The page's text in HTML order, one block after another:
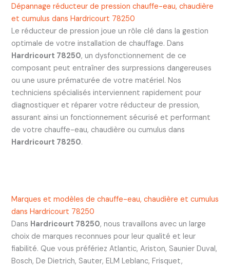
Dépannage réducteur de pression chauffe-eau, chaudière
et cumulus dans Hardricourt 78250
Le réducteur de pression joue un rôle clé dans la gestion
optimale de votre installation de chauffage. Dans
Hardricourt 78250, un dysfonctionnement de ce
composant peut entraîner des surpressions dangereuses
ou une usure prématurée de votre matériel. Nos
techniciens spécialisés interviennent rapidement pour
diagnostiquer et réparer votre réducteur de pression,
assurant ainsi un fonctionnement sécurisé et performant
de votre chauffe-eau, chaudière ou cumulus dans
Hardricourt 78250.
Marques et modèles de chauffe-eau, chaudière et cumulus
dans Hardricourt 78250
Dans Hardricourt 78250, nous travaillons avec un large
choix de marques reconnues pour leur qualité et leur
fiabilité. Que vous préfériez Atlantic, Ariston, Saunier Duval,
Bosch, De Dietrich, Sauter, ELM Leblanc, Frisquet,